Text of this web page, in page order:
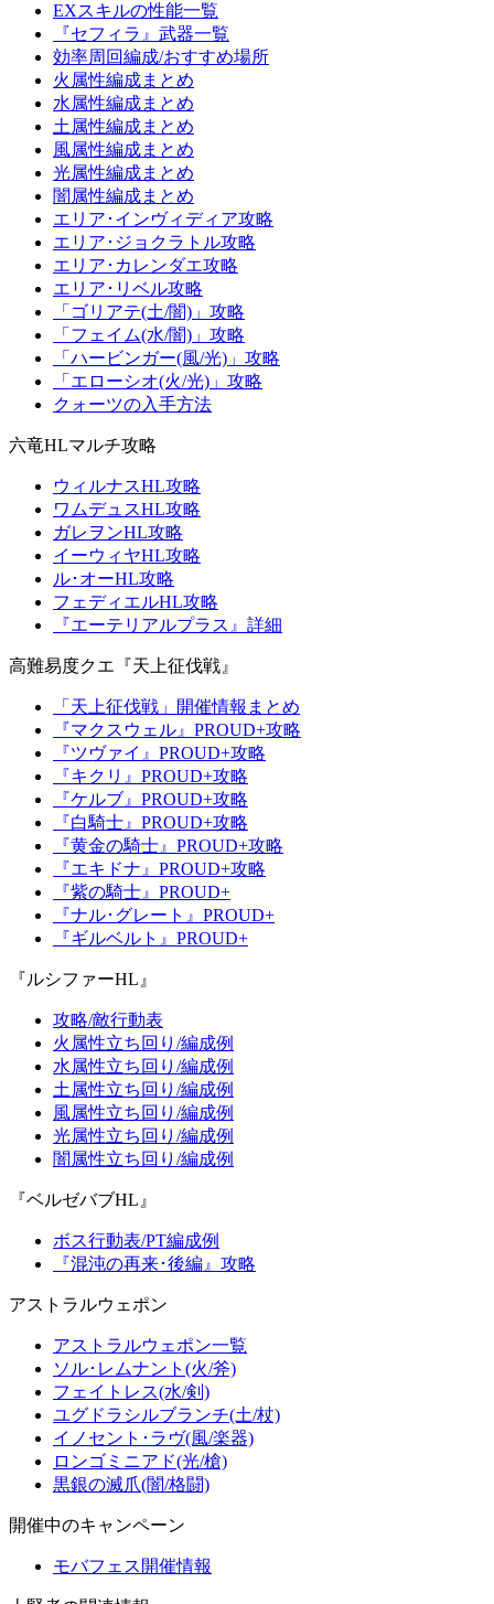
EXスキルの性能一覧
『セフィラ』武器一覧
効率周回編成/おすすめ場所
火属性編成まとめ
水属性編成まとめ
土属性編成まとめ
風属性編成まとめ
光属性編成まとめ
闇属性編成まとめ
エリア･インヴィディア攻略
エリア･ジョクラトル攻略
エリア･カレンダエ攻略
エリア･リベル攻略
「ゴリアテ(土/闇)」攻略
「フェイム(水/闇)」攻略
「ハービンガー(風/光)」攻略
「エローシオ(火/光)」攻略
クォーツの入手方法
六竜HLマルチ攻略
ウィルナスHL攻略
ワムデュスHL攻略
ガレヲンHL攻略
イーウィヤHL攻略
ル･オーHL攻略
フェディエルHL攻略
『エーテリアルプラス』詳細
高難易度クエ『天上征伐戦』
「天上征伐戦」開催情報まとめ
『マクスウェル』PROUD+攻略
『ツヴァイ』PROUD+攻略
『キクリ』PROUD+攻略
『ケルブ』PROUD+攻略
『白騎士』PROUD+攻略
『黄金の騎士』PROUD+攻略
『エキドナ』PROUD+攻略
『紫の騎士』PROUD+
『ナル･グレート』PROUD+
『ギルベルト』PROUD+
『ルシファーHL』
攻略/敵行動表
火属性立ち回り/編成例
水属性立ち回り/編成例
土属性立ち回り/編成例
風属性立ち回り/編成例
光属性立ち回り/編成例
闇属性立ち回り/編成例
『ベルゼバブHL』
ボス行動表/PT編成例
『混沌の再来･後編』攻略
アストラルウェポン
アストラルウェポン一覧
ソル･レムナント(火/斧)
フェイトレス(水/剣)
ユグドラシルブランチ(土/杖)
イノセント･ラヴ(風/楽器)
ロンゴミニアド(光/槍)
黒銀の滅爪(闇/格闘)
開催中のキャンペーン
モバフェス開催情報